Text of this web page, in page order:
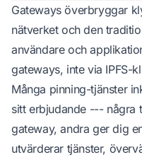
Gateways överbryggar
nätverket och den
användare och
gateways, inte via IPFS-
Många pinning-tjänster
sitt erbjudande --- några
gateway, andra ger dig
utvärderar tjänster,